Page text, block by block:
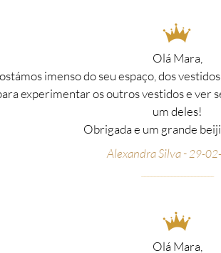
Olá Mara,
imenso do seu espaço, dos
experimentar os outros vestidos e ver
um deles!
Obrigada e um grande
Alexandra Silva -29-
Olá Mara,